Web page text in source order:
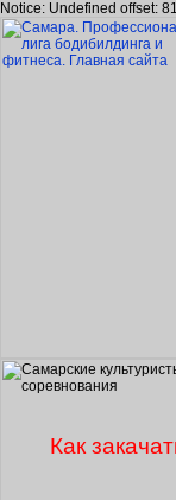
Notice: Undefined offset:
Как